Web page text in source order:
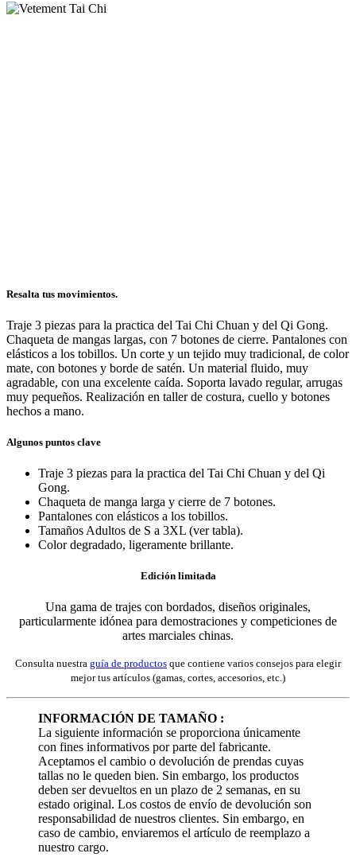
Resalta tus movimientos.
Traje 3 piezas para la practica del Tai Chi Chuan y del Qi Gong.
Chaqueta de mangas largas, con 7 botones de cierre. Pantalones con
elásticos a los tobillos. Un corte y un tejido muy tradicional, de color
mate, con botones y borde de satén. Un material fluido, muy
agradable, con una excelente caída. Soporta lavado regular, arrugas
muy pequeños. Realización en taller de costura, cuello y botones
hechos a mano.
Algunos puntos clave
Traje 3 piezas para la practica del Tai Chi Chuan y del Qi
Gong.
Chaqueta de manga larga y cierre de 7 botones.
Pantalones con elásticos a los tobillos.
Tamaños Adultos de S a 3XL (ver tabla).
Color degradado, ligeramente brillante.
Edición limitada
Una gama de trajes con bordados, diseños originales,
particularmente idónea para demostraciones y competiciones de
artes marciales chinas.
Consulta nuestra guía de productos que contiene varios consejos para elegir
mejor tus artículos (gamas, cortes, accesorios, etc.)
INFORMACIÓN DE TAMAÑO :
La siguiente información se proporciona únicamente
con fines informativos por parte del fabricante.
Aceptamos el cambio o devolución de prendas cuyas
tallas no le queden bien. Sin embargo, los productos
deben ser devueltos en un plazo de 2 semanas, en su
estado original. Los costos de envío de devolución son
responsabilidad de nuestros clientes. Sin embargo, en
caso de cambio, enviaremos el artículo de reemplazo a
nuestro cargo.